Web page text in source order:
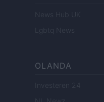
News Hub UK
Lgbtq News
OLANDA
Investeren 24